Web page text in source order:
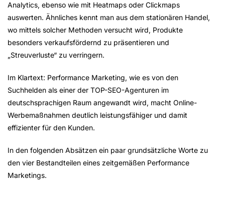
Analytics, ebenso wie mit Heatmaps oder Clickmaps
auswerten. Ähnliches kennt man aus dem stationären Handel,
wo mittels solcher Methoden versucht wird, Produkte
besonders verkaufsfördernd zu präsentieren und
„Streuverluste“ zu verringern.
Im Klartext: Performance Marketing, wie es von den
Suchhelden als einer der TOP-SEO-Agenturen im
deutschsprachigen Raum angewandt wird, macht Online-
Werbemaßnahmen deutlich leistungsfähiger und damit
effizienter für den Kunden.
In den folgenden Absätzen ein paar grundsätzliche Worte zu
den vier Bestandteilen eines zeitgemäßen Performance
Marketings.